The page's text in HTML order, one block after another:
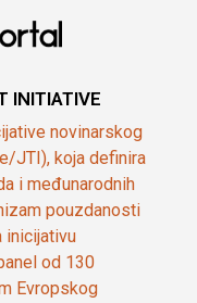
INITIATIVE
novinarskog
JTI), koja definira
i međunarodnih
pouzdanosti
inicijativu
od 130
Evropskog